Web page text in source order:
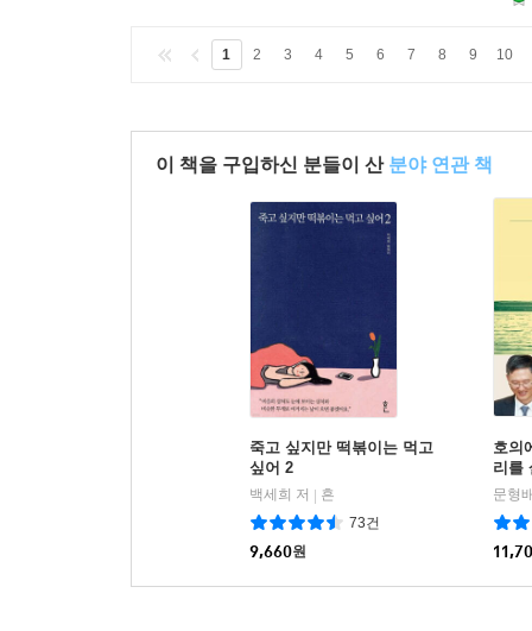
1 2 3 4 5 6 7 8 9 10
이 책을 구입하신 분들이 산 분야 연관 책
죽고 싶지만 떡볶이는 먹고
싶어 2
백세희 저
흔
73건
9,660원
호의
리를
문형